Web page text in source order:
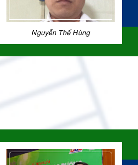
Nguyễn Thế Hùng